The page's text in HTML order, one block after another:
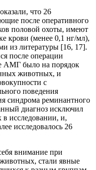
что 26
после оперативного
половой охоты, имеют
крови (менее 0,1 нг/мл),
из литературы [16, 17].
после операции
АМГ было на порядок
животных, и
с
поведения
синдрома реминантного
диагноз исключил
в исследовании, и,
исследовалось 26
внимание при
стали явные